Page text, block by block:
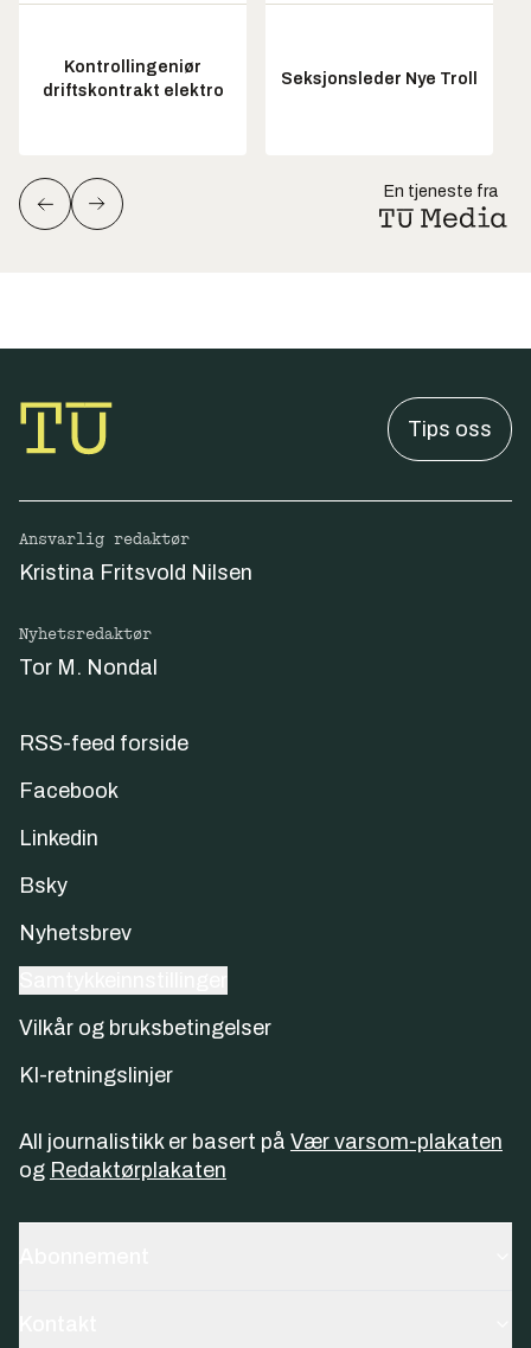
Kontrollingeniør
driftskontrakt elektro
Seksjonsleder Nye Troll
En tjeneste fra
Tips oss
Ansvarlig redaktør
Kristina Fritsvold Nilsen
Nyhetsredaktør
Tor M. Nondal
RSS-feed forside
Facebook
Linkedin
Bsky
Nyhetsbrev
Vilkår og bruksbetingelser
KI-retningslinjer
All journalistikk er basert på Vær varsom-plakaten
og Redaktørplakaten